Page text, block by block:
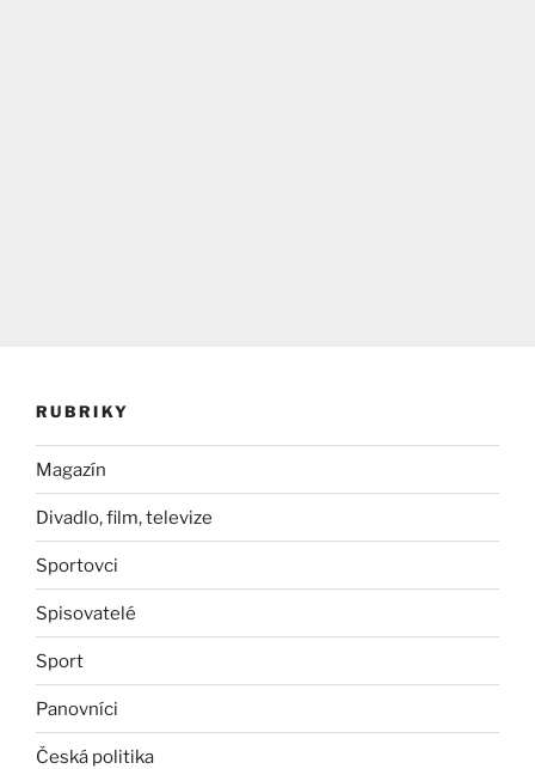
RUBRIKY
Magazín
Divadlo, film, televize
Sportovci
Spisovatelé
Sport
Panovníci
Česká politika